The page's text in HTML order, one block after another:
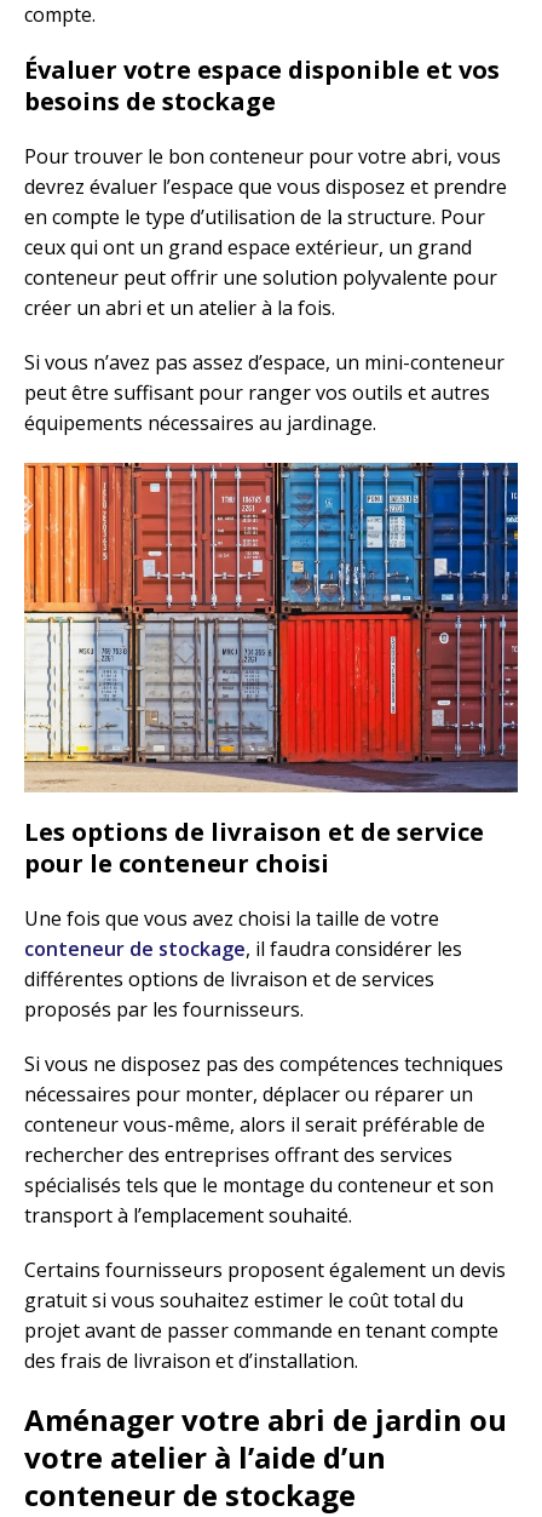
compte.
Évaluer votre espace disponible et vos
besoins de stockage
Pour trouver le bon conteneur pour votre abri, vous
devrez évaluer l’espace que vous disposez et prendre
en compte le type d’utilisation de la structure. Pour
ceux qui ont un grand espace extérieur, un grand
conteneur peut offrir une solution polyvalente pour
créer un abri et un atelier à la fois.
Si vous n’avez pas assez d’espace, un mini-conteneur
peut être suffisant pour ranger vos outils et autres
équipements nécessaires au jardinage.
Les options de livraison et de service
pour le conteneur choisi
Une fois que vous avez choisi la taille de votre
conteneur de stockage, il faudra considérer les
différentes options de livraison et de services
proposés par les fournisseurs.
Si vous ne disposez pas des compétences techniques
nécessaires pour monter, déplacer ou réparer un
conteneur vous-même, alors il serait préférable de
rechercher des entreprises offrant des services
spécialisés tels que le montage du conteneur et son
transport à l’emplacement souhaité.
Certains fournisseurs proposent également un devis
gratuit si vous souhaitez estimer le coût total du
projet avant de passer commande en tenant compte
des frais de livraison et d’installation.
Aménager votre abri de jardin ou
votre atelier à l’aide d’un
conteneur de stockage